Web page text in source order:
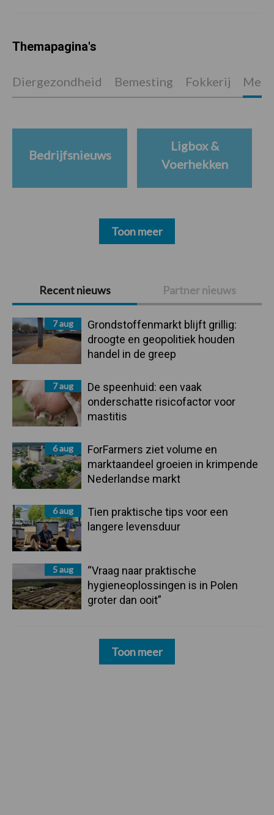
Primaire
Sidebar
Recent nieuws Partner nieuws
7 aug
Grondstoffenmarkt blijft grillig:
droogte en geopolitiek houden
handel in de greep
7 aug
De speenhuid: een vaak
onderschatte risicofactor voor
mastitis
6 aug
ForFarmers ziet volume en
marktaandeel groeien in krimpende
Nederlandse markt
6 aug
Tien praktische tips voor een
langere levensduur
5 aug
“Vraag naar praktische
hygieneoplossingen is in Polen
groter dan ooit”
Toon meer
Themapagina's
Diergezondheid Bemesting Fokkerij
Bedrijfsnieuws
Ligbox &
Voerhekken
Toon meer